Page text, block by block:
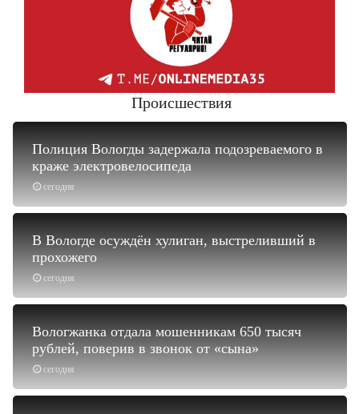
Происшествия
сегодня
Полиция Вологды задержала подозреваемого в
краже электровелосипеда
сегодня
В Вологде осуждён хулиган, выстреливший в
прохожего
сегодня
Вологжанка отдала мошенникам 650 тысяч
рублей, поверив в звонок от «сына»